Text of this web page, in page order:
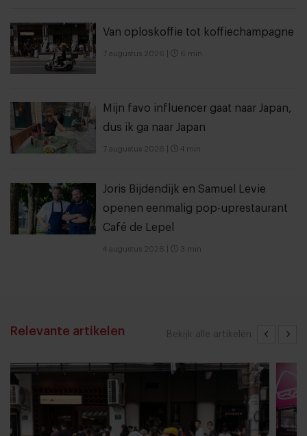
Van oploskoffie tot koffiechampagne
7 augustus 2026 6 min
Mijn favo influencer gaat naar Japan,
dus ik ga naar Japan
7 augustus 2026 4 min
Joris Bijdendijk en Samuel Levie
openen eenmalig pop-uprestaurant
Café de Lepel
4 augustus 2026 3 min
Bekijk alle artikelen
Relevante artikelen